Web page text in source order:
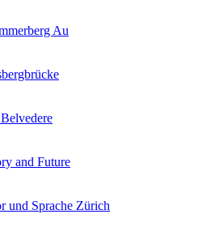
Au
and Future
und Sprache Zürich